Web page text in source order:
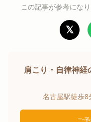
この記事が参考にな
𝕏
肩こり・自律神
名古屋駅徒歩8